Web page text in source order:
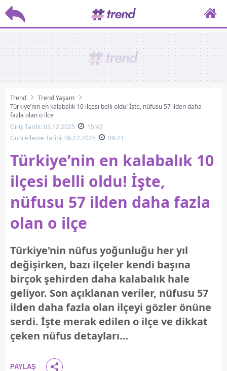
Trend
Trend Yaşam
Türkiye’nin en kalabalık 10 ilçesi belli oldu! İşte, nüfusu 57 ilden daha
fazla olan o ilçe
Giriş Tarihi: 03.12.2025
15:42
Güncelleme Tarihi: 06.12.2025
09:23
Türkiye’nin en kalabalık 10
ilçesi belli oldu! İşte,
nüfusu 57 ilden daha fazla
olan o ilçe
Türkiye'nin nüfus yoğunluğu her yıl
değişirken, bazı ilçeler kendi başına
birçok şehirden daha kalabalık hale
geliyor. Son açıklanan veriler, nüfusu 57
ilden daha fazla olan ilçeyi gözler önüne
serdi. İşte merak edilen o ilçe ve dikkat
çeken nüfus detayları…
PAYLAŞ